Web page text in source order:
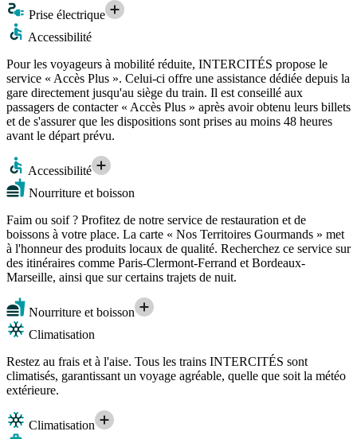
Prise électrique
Accessibilité
Pour les voyageurs à mobilité réduite, INTERCITÉS propose le
service « Accès Plus ». Celui-ci offre une assistance dédiée depuis la
gare directement jusqu'au siège du train. Il est conseillé aux
passagers de contacter « Accès Plus » après avoir obtenu leurs billets
et de s'assurer que les dispositions sont prises au moins 48 heures
avant le départ prévu.
Accessibilité
Nourriture et boisson
Faim ou soif ? Profitez de notre service de restauration et de
boissons à votre place. La carte « Nos Territoires Gourmands » met
à l'honneur des produits locaux de qualité. Recherchez ce service sur
des itinéraires comme Paris-Clermont-Ferrand et Bordeaux-
Marseille, ainsi que sur certains trajets de nuit.
Nourriture et boisson
Climatisation
Restez au frais et à l'aise. Tous les trains INTERCITÉS sont
climatisés, garantissant un voyage agréable, quelle que soit la météo
extérieure.
Climatisation